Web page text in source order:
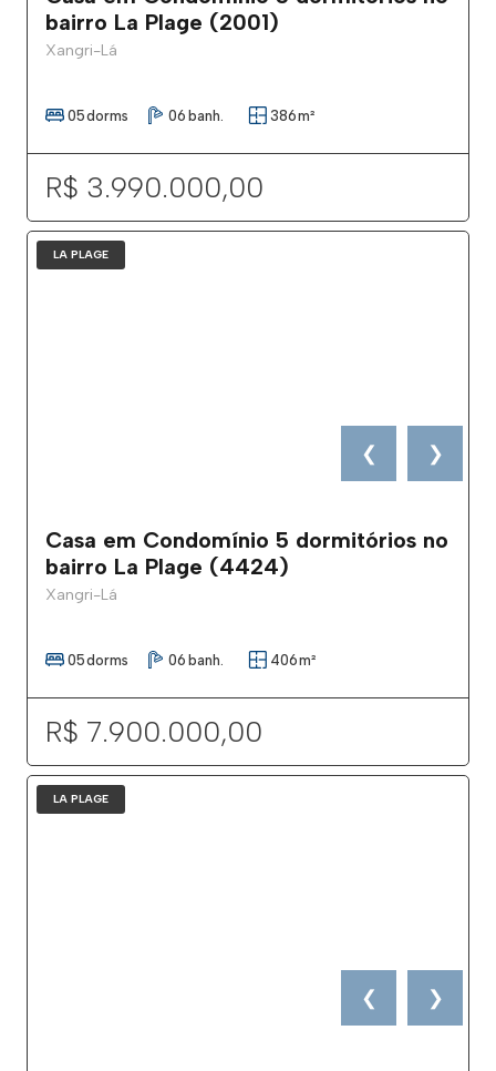
bairro La Plage (2001)
Xangri-Lá
05dorms 06 banh. 386m²
R$ 3.990.000,00
❮ ❯
LA PLAGE
Casa em Condomínio 5 dormitórios no
bairro La Plage (4424)
Xangri-Lá
05dorms 06 banh. 406m²
R$ 7.900.000,00
❮ ❯
LA PLAGE